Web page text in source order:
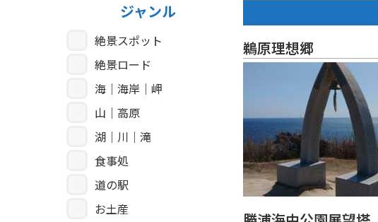
ジャンル
絶景スポット
絶景ロード
海｜海岸｜岬
山｜高原
湖｜川｜滝
食事処
道の駅
お土産
鵜原理想郷